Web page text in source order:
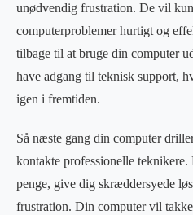
unødvendig frustration. De vil
computerproblemer hurtigt og
tilbage til at bruge din computer
have adgang til teknisk support,
igen i fremtiden.
Så næste gang din computer
kontakte professionelle
penge, give dig skræddersyede
frustration. Din computer vil